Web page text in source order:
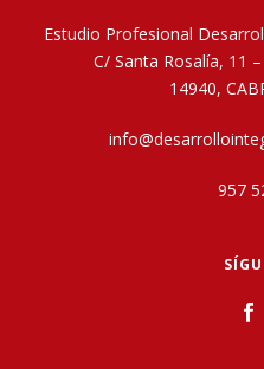
Estudio Profesional
C/ Santa Rosalía, 11
14940,
957